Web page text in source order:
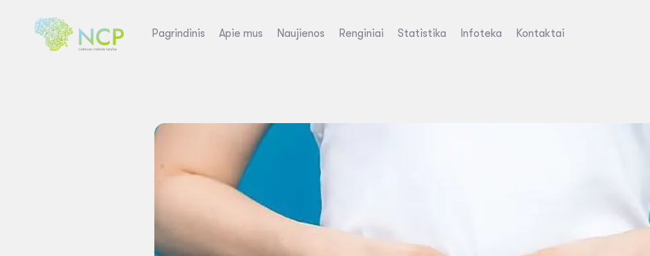
Pagrindinis Apie mus Naujienos Renginiai Statistika Infoteka Kontaktai